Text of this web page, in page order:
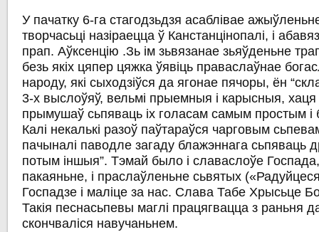
У пачатку 6-га стагодзьдзя асаблівае
творчасьці назіраецца ў Канстанцінопалі, і
прап. Аўксенцію .Зь ім зьвязанаезьяўденьне
безь якіх цяпер цяжка ўявіць праваслаўнае
народу, які сыходзіўся да ягонае пячоры, ён
3-х выслоўяў, вельмі прыемныя і карысныя, хаця
прымушаў сьпяваць іх голасам самым простым і
Калі некалькі разоў паўтараўся чарговым
пачыналі паводле загаду блажэннага сьпяваць
потым іншыя”. Тэмай было і славаслоўе Госпада,
пакаяньне, і праслаўленьне сьвятых
Госпадзе і маліце за нас. Слава Табе Хрысьце
Такія песнасьпевы маглі працягвацца з раньня
скончваліся навучаньнем.